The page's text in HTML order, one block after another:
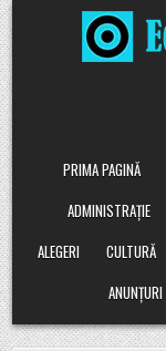
Skip
to
content
PRIMA PAGINĂ
ADMINISTRAȚIE
ALEGERI
CULTURĂ
ANUNȚURI